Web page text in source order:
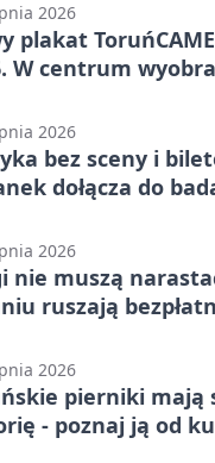
2026
plakat
W centrum
2026
bez sceny i
dołącza do
2026
nie muszą
ruszają
2026
pierniki mają
- poznaj ją od